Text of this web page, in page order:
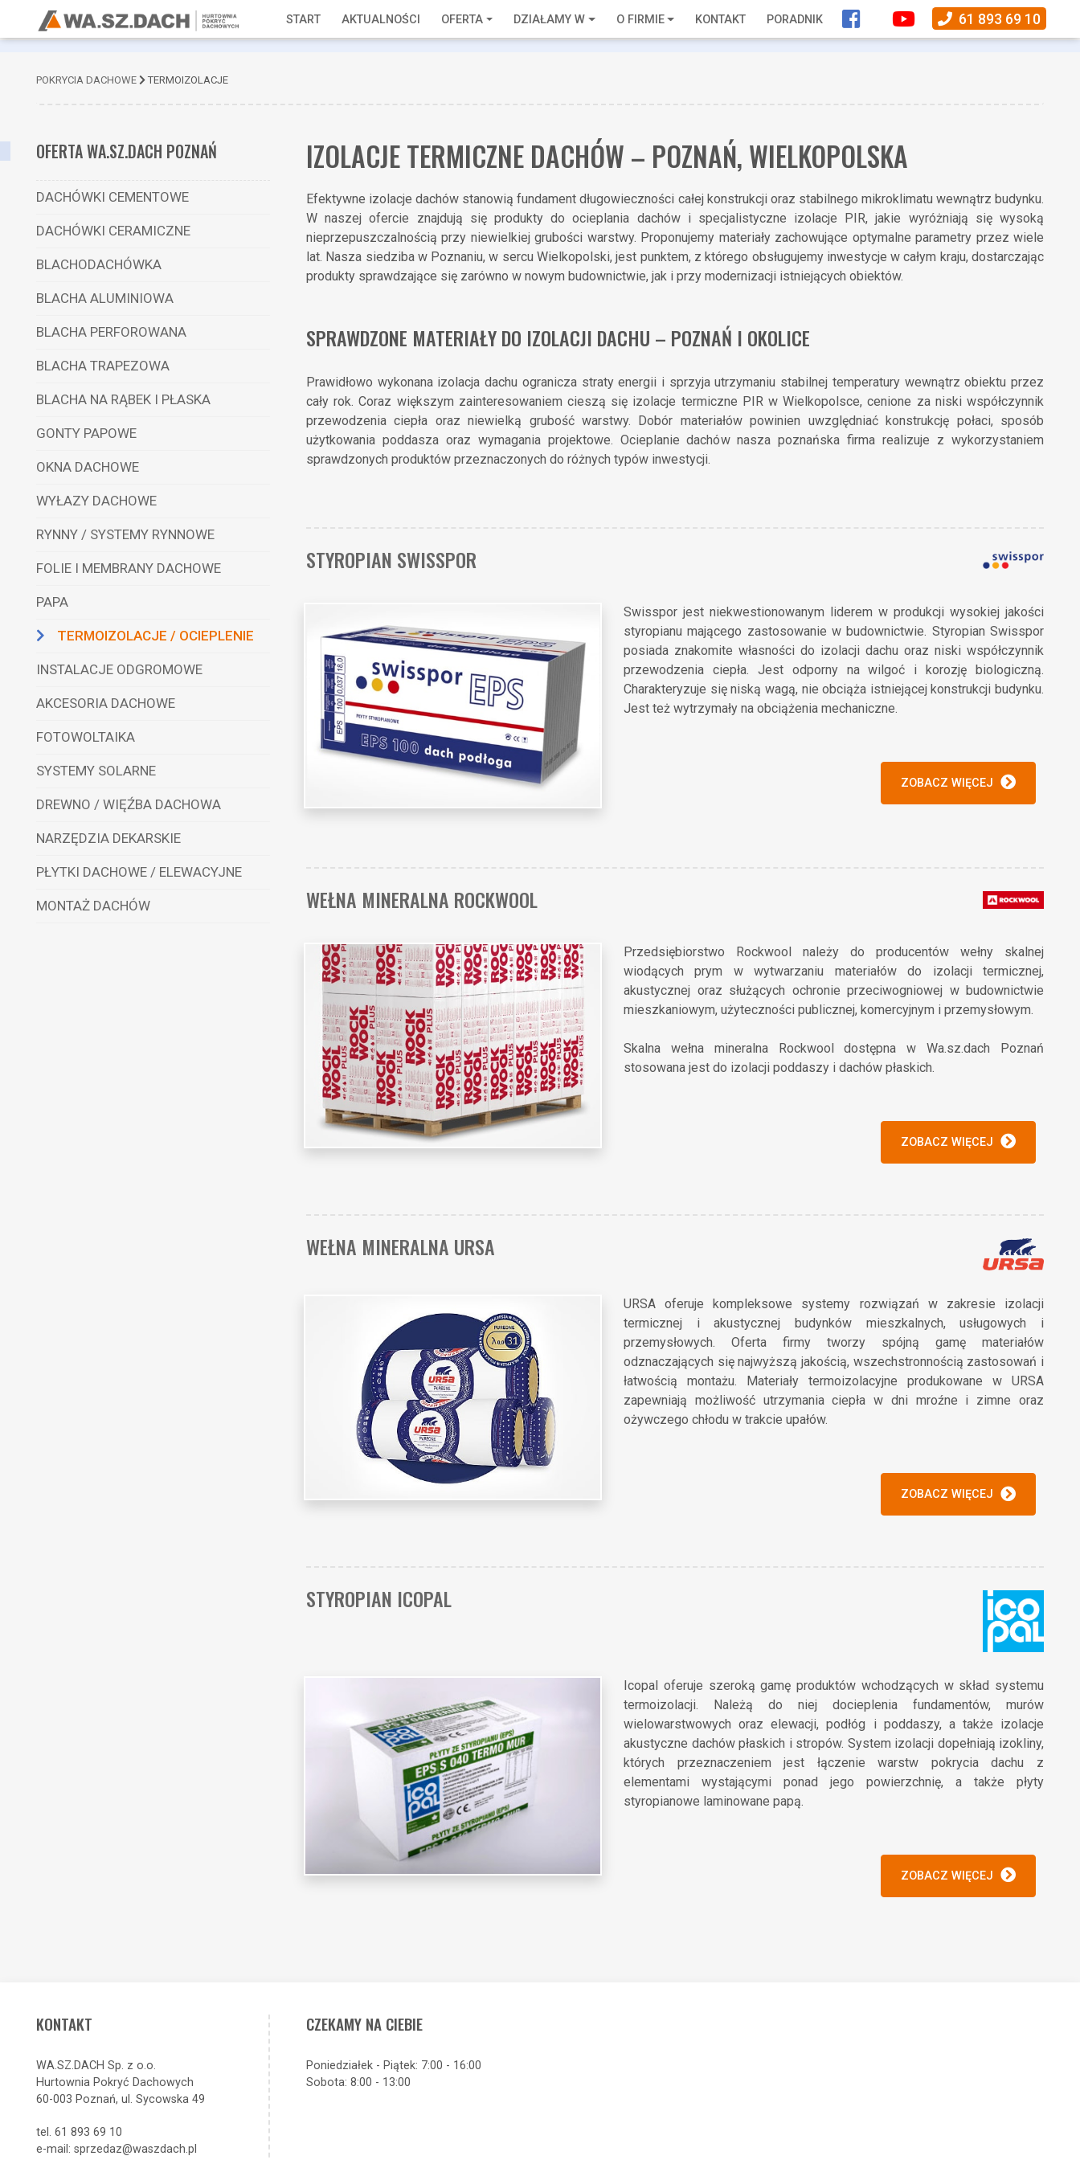
POKRYCIA DACHOWE TERMOIZOLACJE
IZOLACJE TERMICZNE DACHÓW – POZNAŃ, WIELKOPOLSKA
Efektywne izolacje dachów stanowią fundament długowieczności całej konstrukcji oraz stabilnego mikroklimatu wewnątrz budynku.
W naszej ofercie znajdują się produkty do ocieplania dachów i specjalistyczne izolacje PIR, jakie wyróżniają się wysoką
nieprzepuszczalnością przy niewielkiej grubości warstwy. Proponujemy materiały zachowujące optymalne parametry przez wiele
lat. Nasza siedziba w Poznaniu, w sercu Wielkopolski, jest punktem, z którego obsługujemy inwestycje w całym kraju, dostarczając
produkty sprawdzające się zarówno w nowym budownictwie, jak i przy modernizacji istniejących obiektów.
SPRAWDZONE MATERIAŁY DO IZOLACJI DACHU – POZNAŃ I OKOLICE
Prawidłowo wykonana izolacja dachu ogranicza straty energii i sprzyja utrzymaniu stabilnej temperatury wewnątrz obiektu przez
cały rok. Coraz większym zainteresowaniem cieszą się izolacje termiczne PIR w Wielkopolsce, cenione za niski współczynnik
przewodzenia ciepła oraz niewielką grubość warstwy. Dobór materiałów powinien uwzględniać konstrukcję połaci, sposób
użytkowania poddasza oraz wymagania projektowe. Ocieplanie dachów nasza poznańska firma realizuje z wykorzystaniem
sprawdzonych produktów przeznaczonych do różnych typów inwestycji.
STYROPIAN SWISSPOR
Swisspor jest niekwestionowanym liderem w produkcji wysokiej jakości
styropianu mającego zastosowanie w budownictwie. Styropian Swisspor
posiada znakomite własności do izolacji dachu oraz niski współczynnik
przewodzenia ciepła. Jest odporny na wilgoć i korozję biologiczną.
Charakteryzuje się niską wagą, nie obciąża istniejącej konstrukcji budynku.
Jest też wytrzymały na obciążenia mechaniczne.
ZOBACZ WIĘCEJ
WEŁNA MINERALNA ROCKWOOL
Przedsiębiorstwo Rockwool należy do producentów wełny skalnej
wiodących prym w wytwarzaniu materiałów do izolacji termicznej,
akustycznej oraz służących ochronie przeciwogniowej w budownictwie
mieszkaniowym, użyteczności publicznej, komercyjnym i przemysłowym.
Skalna wełna mineralna Rockwool dostępna w Wa.sz.dach Poznań
stosowana jest do izolacji poddaszy i dachów płaskich.
ZOBACZ WIĘCEJ
WEŁNA MINERALNA URSA
URSA oferuje kompleksowe systemy rozwiązań w zakresie izolacji
termicznej i akustycznej budynków mieszkalnych, usługowych i
przemysłowych. Oferta firmy tworzy spójną gamę materiałów
odznaczających się najwyższą jakością, wszechstronnością zastosowań i
łatwością montażu. Materiały termoizolacyjne produkowane w URSA
zapewniają możliwość utrzymania ciepła w dni mroźne i zimne oraz
ożywczego chłodu w trakcie upałów.
ZOBACZ WIĘCEJ
STYROPIAN ICOPAL
Icopal oferuje szeroką gamę produktów wchodzących w skład systemu
termoizolacji. Należą do niej docieplenia fundamentów, murów
wielowarstwowych oraz elewacji, podłóg i poddaszy, a także izolacje
akustyczne dachów płaskich i stropów. System izolacji dopełniają izokliny,
których przeznaczeniem jest łączenie warstw pokrycia dachu z
elementami wystającymi ponad jego powierzchnię, a także płyty
styropianowe laminowane papą.
ZOBACZ WIĘCEJ
OFERTA WA.SZ.DACH POZNAŃ
DACHÓWKI CEMENTOWE
DACHÓWKI CERAMICZNE
BLACHODACHÓWKA
BLACHA ALUMINIOWA
BLACHA PERFOROWANA
BLACHA TRAPEZOWA
BLACHA NA RĄBEK I PŁASKA
GONTY PAPOWE
OKNA DACHOWE
WYŁAZY DACHOWE
RYNNY / SYSTEMY RYNNOWE
FOLIE I MEMBRANY DACHOWE
PAPA
TERMOIZOLACJE / OCIEPLENIE
INSTALACJE ODGROMOWE
AKCESORIA DACHOWE
FOTOWOLTAIKA
SYSTEMY SOLARNE
DREWNO / WIĘŹBA DACHOWA
NARZĘDZIA DEKARSKIE
PŁYTKI DACHOWE / ELEWACYJNE
MONTAŻ DACHÓW
START AKTUALNOŚCI OFERTA DZIAŁAMY W O FIRMIE KONTAKT PORADNIK 61 893 69 10
KONTAKT
WA.SZ.DACH Sp. z o.o.
Hurtownia Pokryć Dachowych
60-003 Poznań, ul. Sycowska 49
tel. 61 893 69 10
e-mail: sprzedaz@waszdach.pl
CZEKAMY NA CIEBIE
Poniedziałek - Piątek: 7:00 - 16:00
Sobota: 8:00 - 13:00